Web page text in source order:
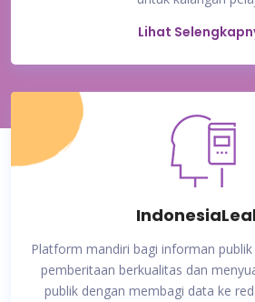
Lihat
Platform mandiri bagi informan
pemberitaan berkualitas dan
publik dengan membagi data ke